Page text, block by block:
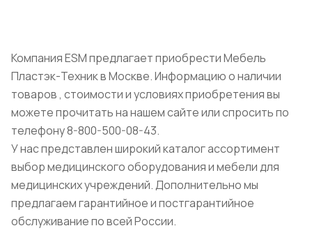
Компания ESM предлагает приобрести Мебель
Пластэк-Техник в Москве. Информацию о наличии
товаров , стоимости и условиях приобретения вы
можете прочитать на нашем сайте или спросить по
телефону 8-800-500-08-43.
У нас представлен широкий каталог ассортимент
выбор медицинского оборудования и мебели для
медицинских учреждений. Дополнительно мы
предлагаем гарантийное и постгарантийное
обслуживание по всей России.